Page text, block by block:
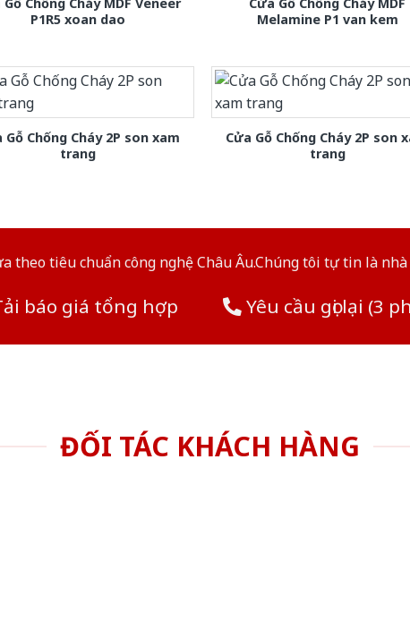
P1R5 xoan dao
Melamine P1 van kem
Gỗ Chống Cháy 2P son xam
trang
Cửa Gỗ Chống Cháy 2P son
trang
tiêu chuẩn công nghệ Châu Âu.Chúng tôi tự tin là
báo giá tổng hợp Yêu cầu gọi lại (3
ĐỐI TÁC KHÁCH HÀNG